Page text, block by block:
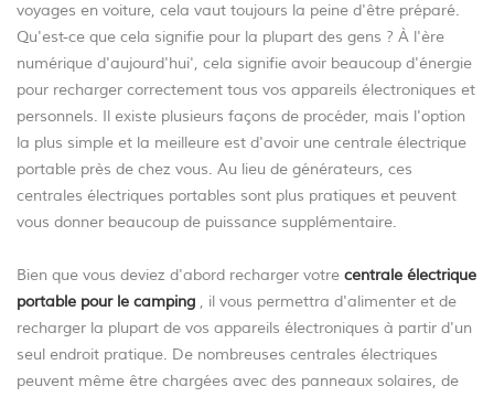
voyages en voiture, cela vaut toujours la peine d'être préparé.
Qu'est-ce que cela signifie pour la plupart des gens ? À l'ère
numérique d'aujourd'hui', cela signifie avoir beaucoup d'énergie
pour recharger correctement tous vos appareils électroniques et
personnels. Il existe plusieurs façons de procéder, mais l'option
la plus simple et la meilleure est d'avoir une centrale électrique
portable près de chez vous. Au lieu de générateurs, ces
centrales électriques portables sont plus pratiques et peuvent
vous donner beaucoup de puissance supplémentaire.
Bien que vous deviez d'abord recharger votre centrale électrique
portable pour le camping , il vous permettra d'alimenter et de
recharger la plupart de vos appareils électroniques à partir d'un
seul endroit pratique. De nombreuses centrales électriques
peuvent même être chargées avec des panneaux solaires, de